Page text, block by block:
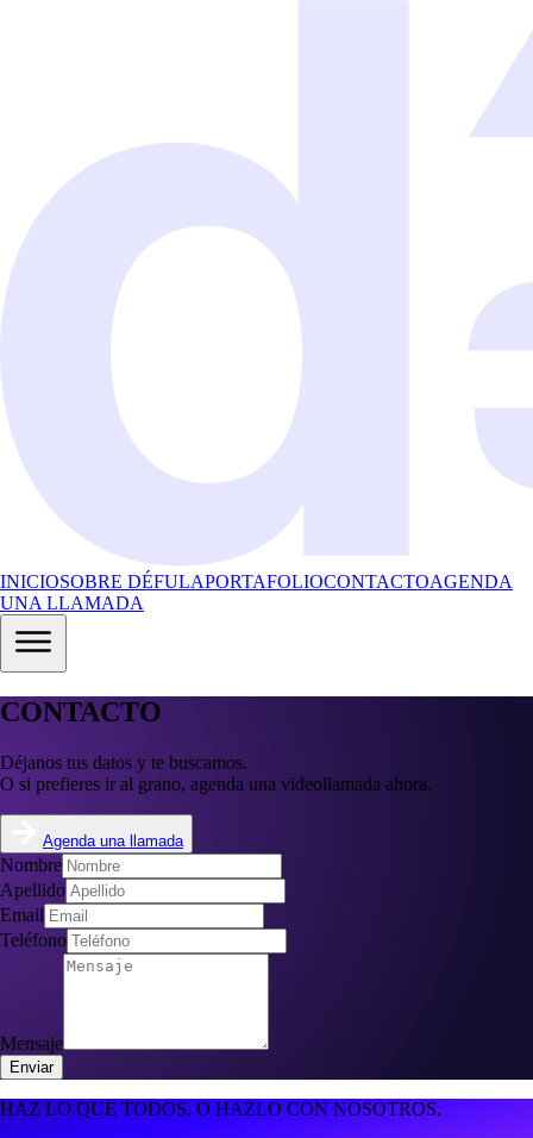
INICIOSOBRE DÉFULAPORTAFOLIOCONTACTOAGENDA
UNA LLAMADA
CONTACTO
Déjanos tus datos y te buscamos.
O si prefieres ir al grano, agenda una videollamada ahora.
Agenda una llamada
Nombre
Apellido
Email
Teléfono
Mensaje
Enviar
HAZ LO QUE TODOS, O HAZLO CON NOSOTROS.